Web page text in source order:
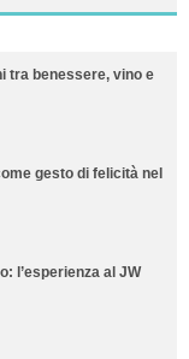
tra benessere, vino e
gesto di felicità nel
l’esperienza al JW